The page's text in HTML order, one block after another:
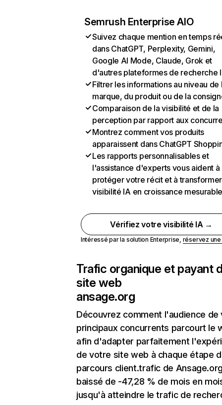
Semrush Enterprise AIO
Suivez chaque mention en temps
dans ChatGPT, Perplexity, Gemini,
Google AI Mode, Claude, Grok et
d'autres plateformes de recherche
Filtrer les informations au niveau de
marque, du produit ou de la
Comparaison de la visibilité et de la
perception par rapport aux
Montrez comment vos produits
apparaissent dans ChatGPT
Les rapports personnalisables et
l'assistance d'experts vous aident à
protéger votre récit et à
visibilité IA en croissance
Vérifiez votre visibilité IA →
Intéressé par la solution Enterprise, réservez
Trafic organique et payant
site web
ansage.org
Découvrez comment l'audience de
principaux concurrents parcourt le
afin d'adapter parfaitement
de votre site web à chaque étape
parcours client.trafic de
baissé de -47,28 % de mois en
jusqu'à atteindre le trafic de